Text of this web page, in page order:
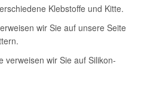
Klebstoffe und Kitte.
wir Sie auf unsere Seite
verweisen wir Sie auf Silikon-